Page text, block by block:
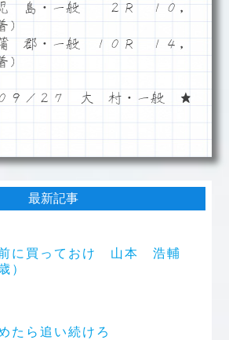
島・一般 ２Ｒ １０，
）
郡・一般 １０Ｒ １４，
）
０９／２７ 大 村・一般 ★
最新記事
前に買っておけ 山本 浩輔
）
たら追い続けろ